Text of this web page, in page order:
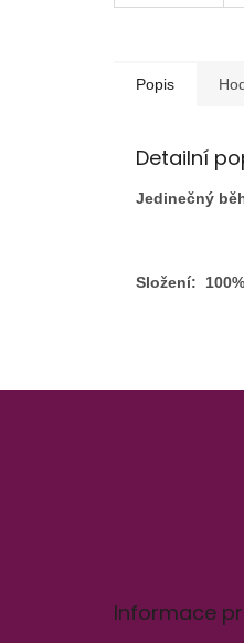
Popis
Detailní
Jedinečný
Složení:
Informace